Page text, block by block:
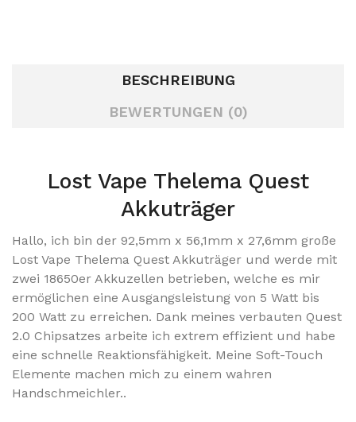
BESCHREIBUNG
BEWERTUNGEN (0)
Lost Vape Thelema Quest
Akkuträger
Hallo, ich bin der 92,5mm x 56,1mm x 27,6mm große
Lost Vape Thelema Quest Akkuträger und werde mit
zwei 18650er Akkuzellen betrieben, welche es mir
ermöglichen eine Ausgangsleistung von 5 Watt bis
200 Watt zu erreichen. Dank meines verbauten Quest
2.0 Chipsatzes arbeite ich extrem effizient und habe
eine schnelle Reaktionsfähigkeit. Meine Soft-Touch
Elemente machen mich zu einem wahren
Handschmeichler..